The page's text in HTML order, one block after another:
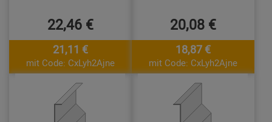
22,46 €
21,11 €
mit Code: CxLyh2Ajne
20,08 €
18,87 €
mit Code: CxLyh2Ajne